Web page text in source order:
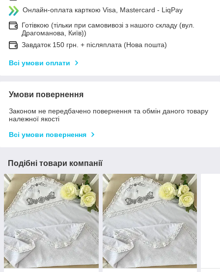
Онлайн-оплата карткою Visa, Mastercard - LiqPay
Готівкою (тільки при самовивозі з нашого складу (вул.
Драгоманова, Київ))
Завдаток 150 грн. + післяплата (Нова пошта)
Всі умови оплати
Умови повернення
Законом не передбачено повернення та обмін даного товару
належної якості
Всі умови повернення
Подібні товари компанії